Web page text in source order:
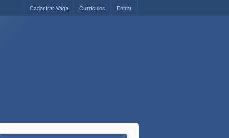
Entrar
Currículos
Cadastrar Vaga